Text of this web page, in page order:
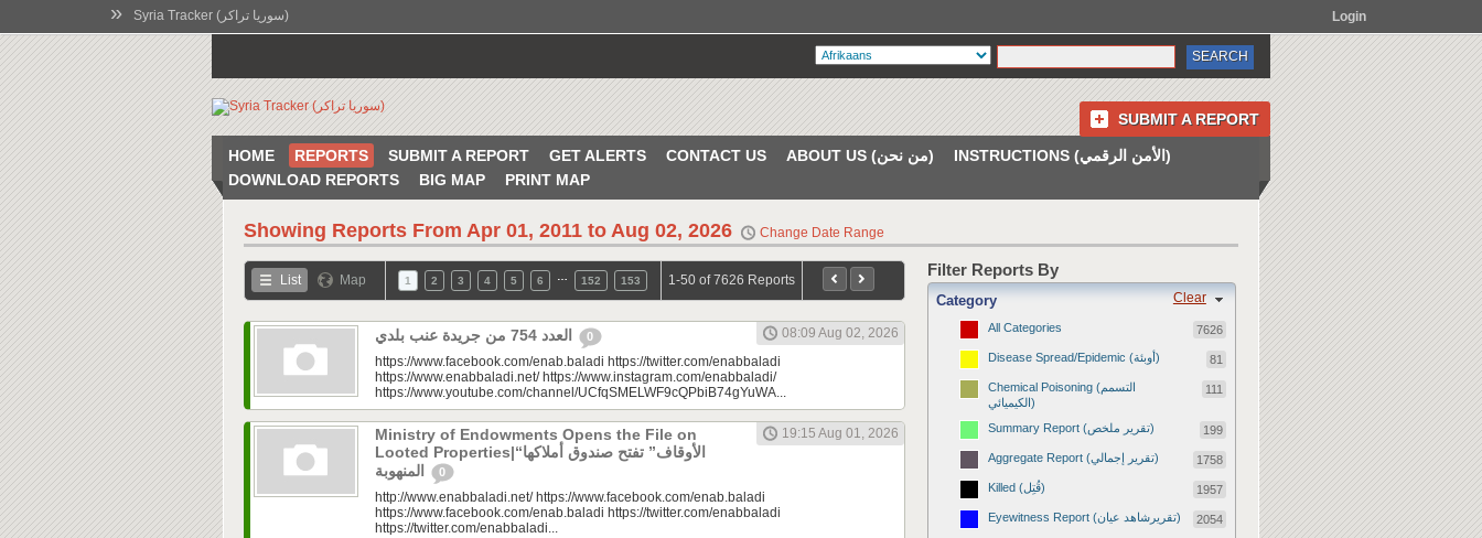
» Syria Tracker (سوريا تراكر) Login
SUBMIT A REPORT
HOME REPORTS SUBMIT A REPORT GET ALERTS CONTACT US ABOUT US (من نحن)
INSTRUCTIONS (الأمن الرقمي)
DOWNLOAD REPORTS
BIG MAP PRINT MAP
Showing Reports From Apr 01, 2011 to Aug 02, 2026 Change Date Range
List Map 1 2 3 4 5 6 152 153 1-50 of 7626 Reports
0
08:09 Aug 02, 2026
https://www.facebook.com/enab.baladi https://twitter.com/enabbaladi
https://www.enabbaladi.net/ https://www.instagram.com/enabbaladi/
https://www.youtube.com/channel/UCfqSMELWF9cQPbiB74gYuWA...
Ministry of Endowments Opens the File on
Looted Properties|“الأوقاف” تفتح صندوق أملاكها
0
19:15 Aug 01, 2026
http://www.enabbaladi.net/ https://www.facebook.com/enab.baladi
https://www.facebook.com/enab.baladi https://twitter.com/enabbaladi
https://twitter.com/enabbaladi...
Filter Reports By
Clear
Category
All Categories 7626
Disease Spread/Epidemic (أوبئة) 81
Chemical Poisoning (التسمم
الكيميائي)
111
Summary Report (تقرير ملخص) 199
Aggregate Report (تقرير إجمالي) 1758
Killed (قُتِل) 1957
Eyewitness Report (تقريرشاهد عيان) 2054